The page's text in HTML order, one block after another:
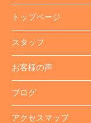
トップページ
スタッフ
お客様の声
ブログ
アクセスマップ